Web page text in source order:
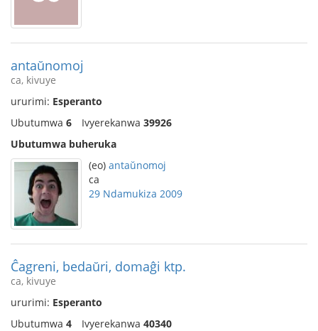
antaŭnomoj
ca, kivuye
ururimi: Esperanto
Ubutumwa 6 Ivyerekanwa 39926
Ubutumwa buheruka
(eo) antaŭnomoj
ca
29 Ndamukiza 2009
Ĉagreni, bedaŭri, domaĝi ktp.
ca, kivuye
ururimi: Esperanto
Ubutumwa 4 Ivyerekanwa 40340